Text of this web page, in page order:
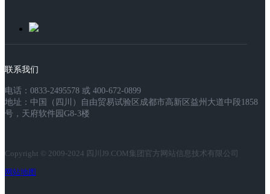
联系我们
电话：0833-2495578 或 400-672-0899
地址：中国（四川）自由贸易试验区成都市高新区益州大道中段1858
号，天府软件园G8-3楼
Copyright © 2009-2024 四川J9.COM集团官方网站信息技术有限公司
网站地图